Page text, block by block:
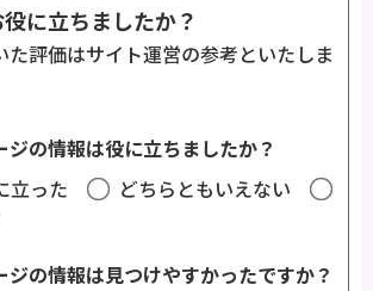
に立ちましたか？
た評価はサイト運営の参考といたしま
ジの情報は役に立ちましたか？
立った
どちらともいえない
ジの情報は見つけやすかったですか？